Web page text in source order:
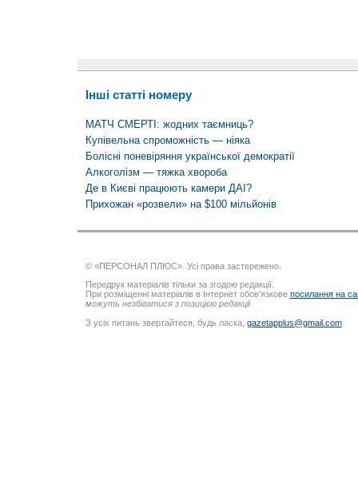
Інші статті номеру
МАТЧ СМЕРТІ: жодних таємниць?
Купівельна спроможність — ніяка
Болісні поневіряння української демократії
Алкоголізм — тяжка хвороба
Де в Києві працюють камери ДАІ?
Прихожан «розвели» на $100 мільйонів
© «ПЕРСОНАЛ ПЛЮС». Усі права застережено.
Передрук матеріалів тільки за згодою редакції.
При розміщенні матеріалів в Інтернет обов’язкове посилання на
можуть незбігатися з позицією редакції
З усіх питань звертайтеся, будь ласка, gazetapplus@gmail.com